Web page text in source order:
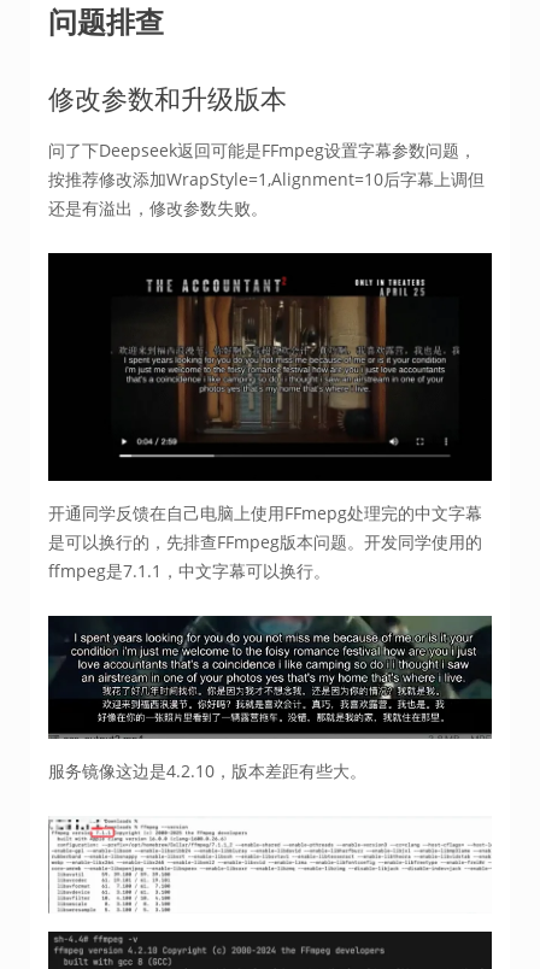
问题排查
修改参数和升级版本
问了下Deepseek返回可能是FFmpeg设置字幕参数问题，
按推荐修改添加WrapStyle=1,Alignment=10后字幕上调但
还是有溢出，修改参数失败。
开通同学反馈在自己电脑上使用FFmepg处理完的中文字幕
是可以换行的，先排查FFmpeg版本问题。开发同学使用的
ffmpeg是7.1.1，中文字幕可以换行。
服务镜像这边是4.2.10，版本差距有些大。